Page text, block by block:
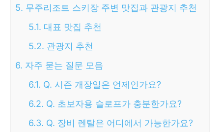
5. 무주리조트 스키장 주변 맛집과 관광지 추천
5.1. 대표 맛집 추천
5.2. 관광지 추천
6. 자주 묻는 질문 모음
6.1. Q. 시즌 개장일은 언제인가요?
6.2. Q. 초보자용 슬로프가 충분한가요?
6.3. Q. 장비 렌탈은 어디에서 가능한가요?